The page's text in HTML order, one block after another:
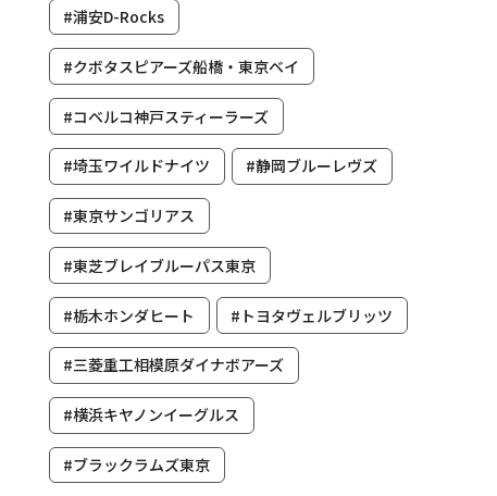
#浦安D-Rocks
#クボタスピアーズ船橋・東京ベイ
#コベルコ神戸スティーラーズ
#埼玉ワイルドナイツ #静岡ブルーレヴズ
#東京サンゴリアス
#東芝ブレイブルーパス東京
#栃木ホンダヒート #トヨタヴェルブリッツ
#三菱重工相模原ダイナボアーズ
#横浜キヤノンイーグルス
#ブラックラムズ東京